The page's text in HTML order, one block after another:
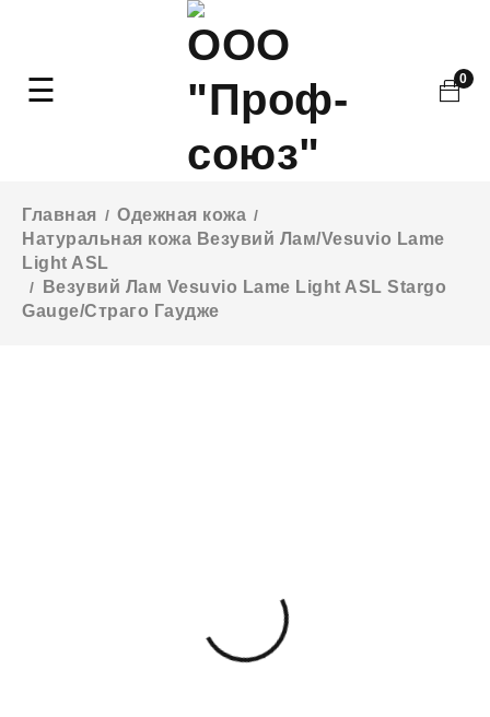
0
Главная / Одежная кожа /
Натуральная кожа Везувий Лам/Vesuvio Lame
Light ASL
/
Везувий Лам Vesuvio Lame Light ASL Stargo
Gauge/Страго Гаудже